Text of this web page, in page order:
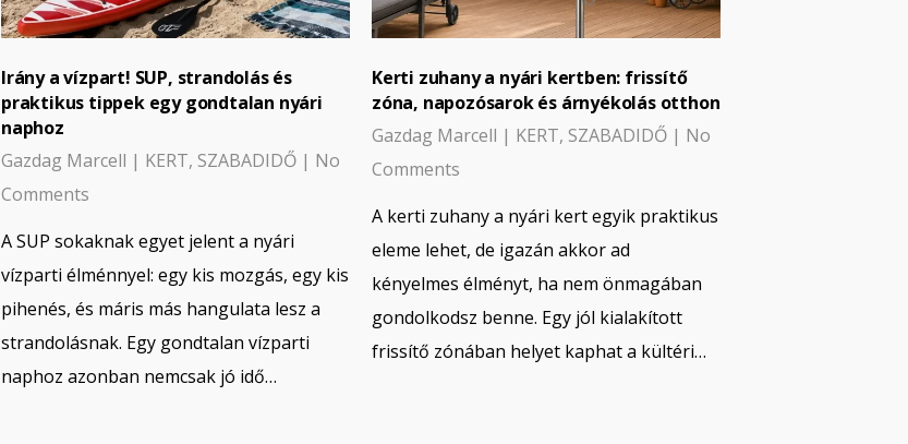
Irány a vízpart! SUP, strandolás és
praktikus tippek egy gondtalan nyári
naphoz
Gazdag Marcell | KERT, SZABADIDŐ | No
Comments
A SUP sokaknak egyet jelent a nyári
vízparti élménnyel: egy kis mozgás, egy kis
pihenés, és máris más hangulata lesz a
strandolásnak. Egy gondtalan vízparti
naphoz azonban nemcsak jó idő…
Kerti zuhany a nyári kertben: frissítő
zóna, napozósarok és árnyékolás otthon
Gazdag Marcell | KERT, SZABADIDŐ | No
Comments
A kerti zuhany a nyári kert egyik praktikus
eleme lehet, de igazán akkor ad
kényelmes élményt, ha nem önmagában
gondolkodsz benne. Egy jól kialakított
frissítő zónában helyet kaphat a kültéri…